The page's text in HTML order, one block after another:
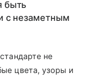
быть
с незаметным
не
цвета, узоры и